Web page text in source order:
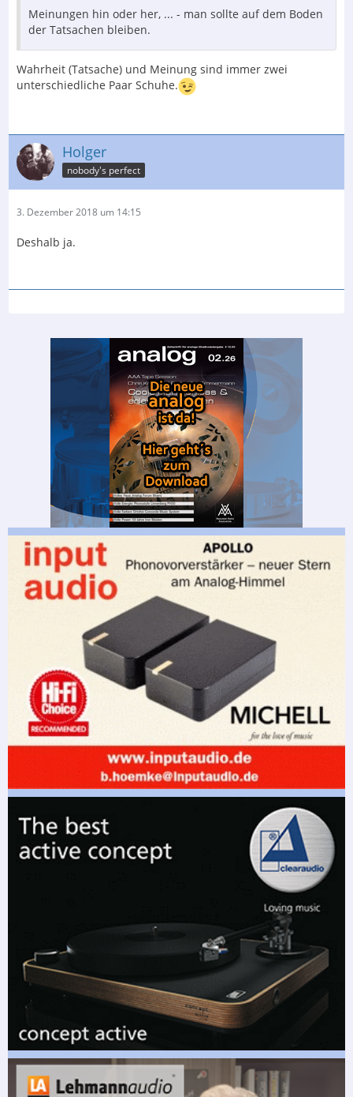
Meinungen hin oder her, ... - man sollte auf dem Boden
der Tatsachen bleiben.
Wahrheit (Tatsache) und Meinung sind immer zwei
unterschiedliche Paar Schuhe.
Holger
nobody's perfect
3. Dezember 2018 um 14:15
Deshalb ja.